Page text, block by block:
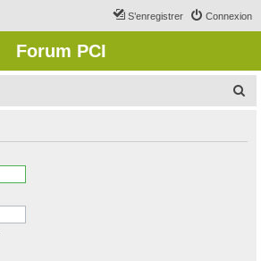
Connexion
S’enregistrer
Forum PCI